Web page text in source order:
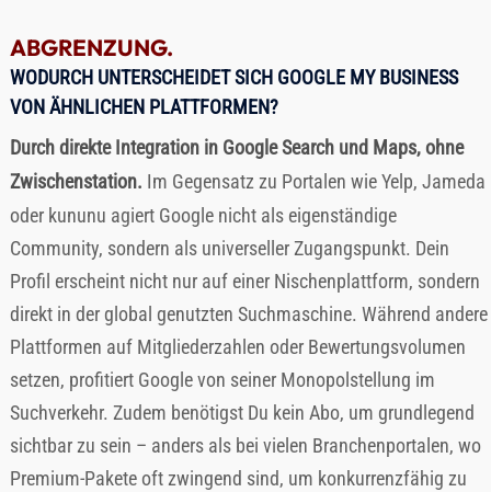
ABGRENZUNG.
WODURCH UNTERSCHEIDET SICH GOOGLE MY BUSINESS
VON ÄHNLICHEN PLATTFORMEN?
Durch direkte Integration in Google Search und Maps, ohne
Zwischenstation. Im Gegensatz zu Portalen wie Yelp, Jameda
oder kununu agiert Google nicht als eigenständige
Community, sondern als universeller Zugangspunkt. Dein
Profil erscheint nicht nur auf einer Nischenplattform, sondern
direkt in der global genutzten Suchmaschine. Während andere
Plattformen auf Mitgliederzahlen oder Bewertungsvolumen
setzen, profitiert Google von seiner Monopolstellung im
Suchverkehr. Zudem benötigst Du kein Abo, um grundlegend
sichtbar zu sein – anders als bei vielen Branchenportalen, wo
Premium-Pakete oft zwingend sind, um konkurrenzfähig zu